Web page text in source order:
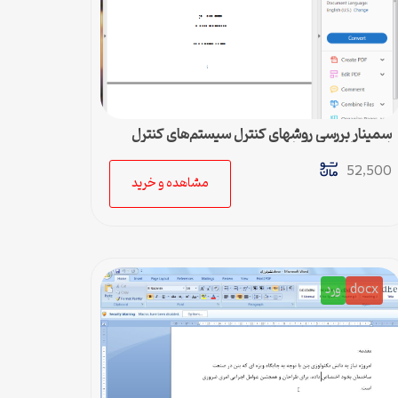
سمینار بررسي روشهای کنترل سيستم‌های کنترل
52,500
مشاهده و خرید
docx ورد